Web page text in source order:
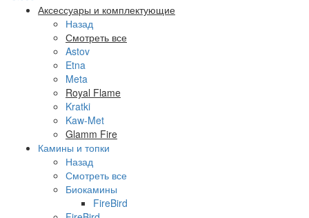
Аксессуары и комплектующие
Назад
Смотреть все
Astov
Etna
Meta
Royal Flame
Kratki
Kaw-Met
Glamm Fire
Камины и топки
Назад
Смотреть все
Биокамины
FireBird